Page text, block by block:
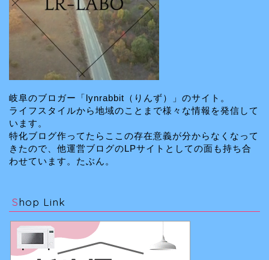
岐阜のブロガー「lynrabbit（りんず）」のサイト。
ライフスタイルから地域のことまで様々な情報を発信して
います。
特化ブログ作ってたらここの存在意義が分からなくなって
きたので、他運営ブログのLPサイトとしての面も持ち合
わせています。たぶん。
Shop Link